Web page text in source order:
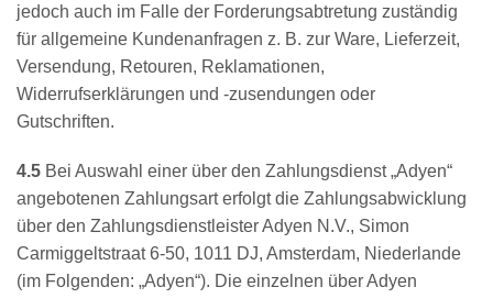
jedoch auch im Falle der Forderungsabtretung zuständig
für allgemeine Kundenanfragen z. B. zur Ware, Lieferzeit,
Versendung, Retouren, Reklamationen,
Widerrufserklärungen und -zusendungen oder
Gutschriften.
4.5 Bei Auswahl einer über den Zahlungsdienst „Adyen“
angebotenen Zahlungsart erfolgt die Zahlungsabwicklung
über den Zahlungsdienstleister Adyen N.V., Simon
Carmiggeltstraat 6-50, 1011 DJ, Amsterdam, Niederlande
(im Folgenden: „Adyen“). Die einzelnen über Adyen